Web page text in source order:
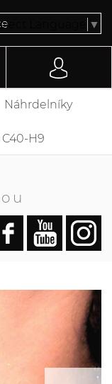
Language ▼
Náhrdelníky
H9